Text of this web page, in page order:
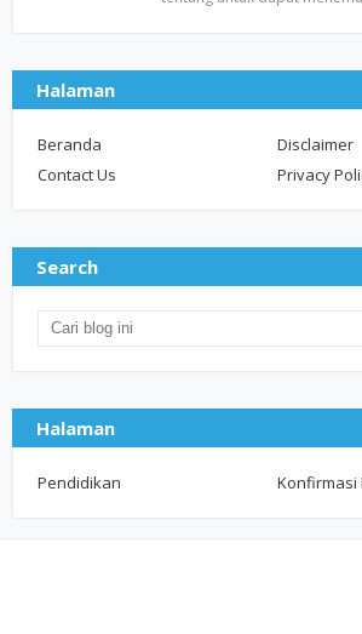
Halaman
Beranda
Disclaimer
Contact Us
Privacy
Search
Halaman
Pendidikan Konfirmasi